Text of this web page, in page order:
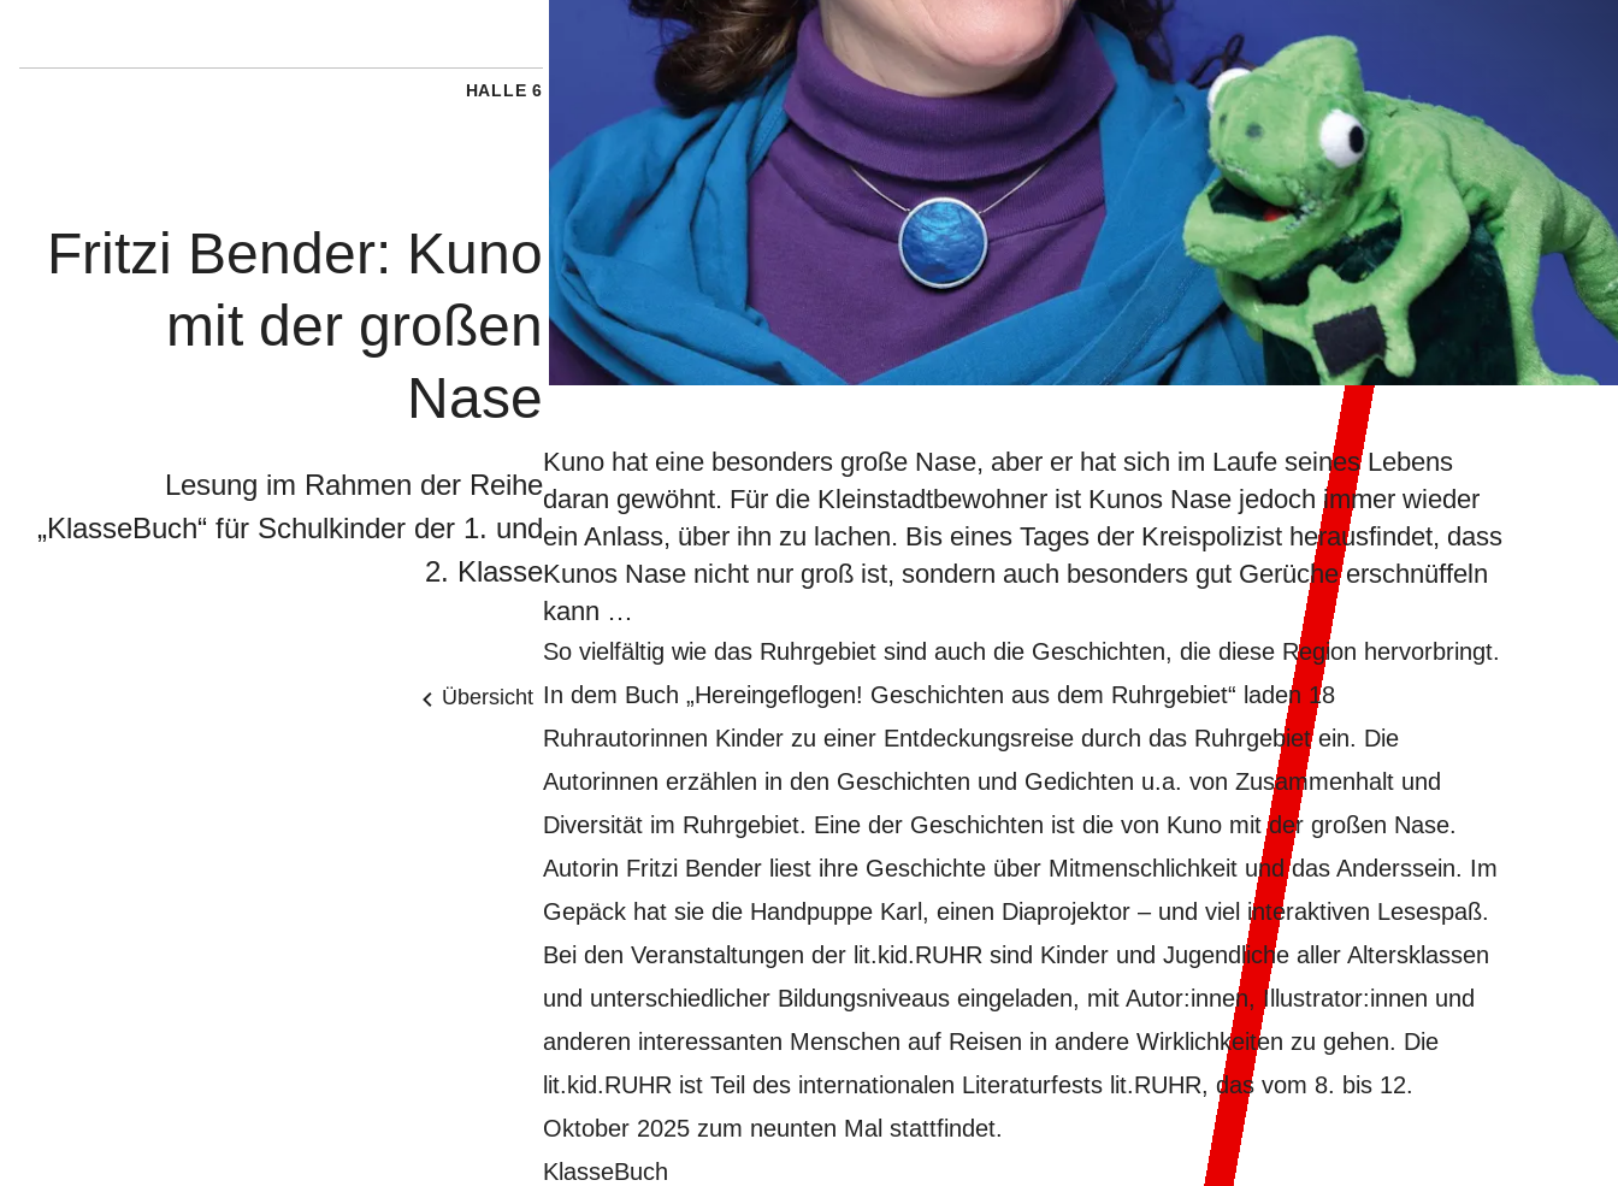
HALLE 6
Fritzi Bender: Kuno
mit der großen
Nase
Lesung im Rahmen der Reihe
„KlasseBuch“ für Schulkinder der 1. und
2. Klasse
Übersicht
Kuno hat eine besonders große Nase, aber er hat sich im Laufe seines Lebens
daran gewöhnt. Für die Kleinstadtbewohner ist Kunos Nase jedoch immer wieder
ein Anlass, über ihn zu lachen. Bis eines Tages der Kreispolizist herausfindet, dass
Kunos Nase nicht nur groß ist, sondern auch besonders gut Gerüche erschnüffeln
kann …
So vielfältig wie das Ruhrgebiet sind auch die Geschichten, die diese Region hervorbringt.
In dem Buch „Hereingeflogen! Geschichten aus dem Ruhrgebiet“ laden 18
Ruhrautorinnen Kinder zu einer Entdeckungsreise durch das Ruhrgebiet ein. Die
Autorinnen erzählen in den Geschichten und Gedichten u.a. von Zusammenhalt und
Diversität im Ruhrgebiet. Eine der Geschichten ist die von Kuno mit der großen Nase.
Autorin Fritzi Bender liest ihre Geschichte über Mitmenschlichkeit und das Anderssein. Im
Gepäck hat sie die Handpuppe Karl, einen Diaprojektor – und viel interaktiven Lesespaß.
Bei den Veranstaltungen der lit.kid.RUHR sind Kinder und Jugendliche aller Altersklassen
und unterschiedlicher Bildungsniveaus eingeladen, mit Autor:innen, Illustrator:innen und
anderen interessanten Menschen auf Reisen in andere Wirklichkeiten zu gehen. Die
lit.kid.RUHR ist Teil des internationalen Literaturfests lit.RUHR, das vom 8. bis 12.
Oktober 2025 zum neunten Mal stattfindet.
KlasseBuch